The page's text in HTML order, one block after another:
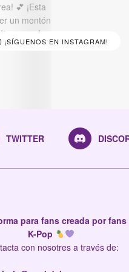
¡SÍGUENOS EN INSTAGRAM!
TWITTER
para fans creada por fans
K-Pop
con nosotres a través de: